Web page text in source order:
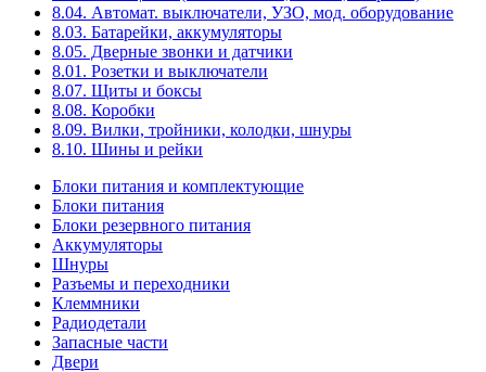
8.04. Автомат. выключатели, УЗО, мод. оборудование
8.03. Батарейки, аккумуляторы
8.05. Дверные звонки и датчики
8.01. Розетки и выключатели
8.07. Щиты и боксы
8.08. Коробки
8.09. Вилки, тройники, колодки, шнуры
8.10. Шины и рейки
Блоки питания и комплектующие
Блоки питания
Блоки резервного питания
Аккумуляторы
Шнуры
Разъемы и переходники
Клеммники
Радиодетали
Запасные части
Двери